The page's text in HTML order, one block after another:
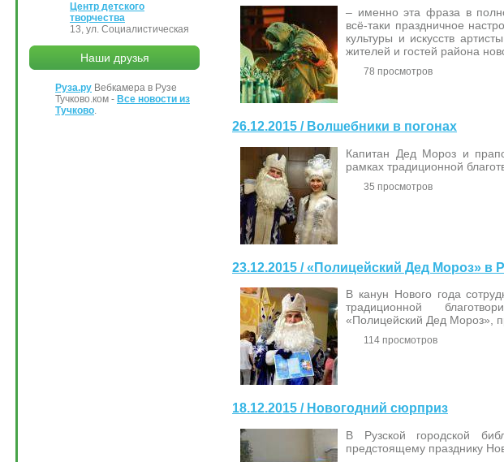
– именно эта фраза в
всё-таки праздничное
культуры и искусств
жителей и гостей района
78 просмотров
26.12.2015 / Волшебники в погонах
Капитан Дед Мороз и
рамках традиционной
35 просмотров
23.12.2015 / «Полицейский Дед Мороз» в
В канун Нового года
традиционной
«Полицейский Дед Мороз»,
114 просмотров
18.12.2015 / Новогодний сюрприз
В Рузской городской
предстоящему празднику
Центр детского
творчества
13, ул. Социалистическая
Наши друзья
Руза.ру Вебкамера в Рузе
Тучково.ком - Все новости из
Тучково.